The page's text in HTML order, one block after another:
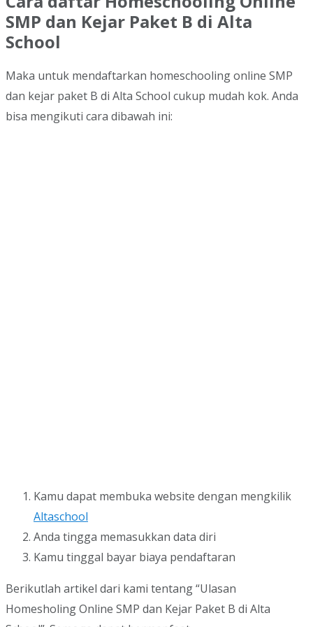
SMP dan Kejar Paket B di Alta
School
Maka untuk mendaftarkan homeschooling online SMP
dan kejar paket B di Alta School cukup mudah kok. Anda
bisa mengikuti cara dibawah ini:
Kamu dapat membuka website dengan mengkilik
Altaschool
Anda tingga memasukkan data diri
Kamu tinggal bayar biaya pendaftaran
Berikutlah artikel dari kami tentang “Ulasan
Homesholing Online SMP dan Kejar Paket B di Alta